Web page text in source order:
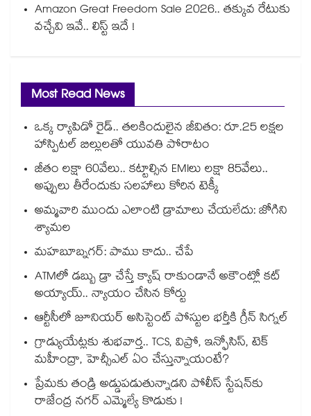
Amazon Great Freedom Sale 2026.. తక్కువ రేటుకు
వచ్చేవి ఇవే.. లిస్ట్ ఇదే !
Most Read News
ఒక్క ర్యాపిడో రైడ్.. తలకిందులైన జీవితం: రూ.25 లక్షల
హాస్పిటల్ బిల్లులతో యువతి పోరాటం
జీతం లక్షా 60వేలు.. కట్టాల్సిన EMIలు లక్షా 85వేలు..
అప్పులు తీరేందుకు సలహాలు కోరిన టెక్కీ
అమ్మవారి ముందు ఎలాంటి డ్రామాలు చేయలేదు: జోగిని
శ్యామల
మహబూబ్నగర్: పాము కాదు.. చేపే
ATMలో డబ్బు డ్రా చేస్తే క్యాష్ రాకుండానే అకౌంట్లో కట్
అయ్యాయ్.. న్యాయం చేసిన కోర్టు
ఆర్టీసీలో జూనియర్ అసిస్టెంట్‌‌ పోస్టుల భర్తీకి గ్రీన్‌‌ సిగ్నల్
గ్రాడ్యుయేట్లకు శుభవార్త.. TCS, విప్రో, ఇన్ఫోసిస్, టెక్
మహీంద్రా, హెచ్సీఎల్ ఏం చేస్తున్నాయంటే?
ప్రేమకు తండ్రి అడ్డుపడుతున్నాడని పోలీస్ స్టేషన్⁪కు
రాజేంద్ర నగర్ ఎమ్మెల్యే కొడుకు !